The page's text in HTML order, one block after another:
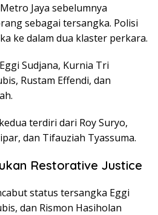
Jaya sebelumnya
sebagai tersangka. Polisi
ke dalam dua klaster perkara.
Eggi Sudjana, Kurnia Tri
, Rustam Effendi, dan
.
terdiri dari Roy Suryo,
, dan Tifauziah Tyassuma.
Restorative Justice
status tersangka Eggi
dan Rismon Hasiholan